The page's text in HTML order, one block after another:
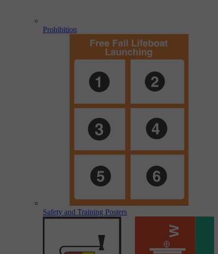
Prohibition
Safety and Training Posters